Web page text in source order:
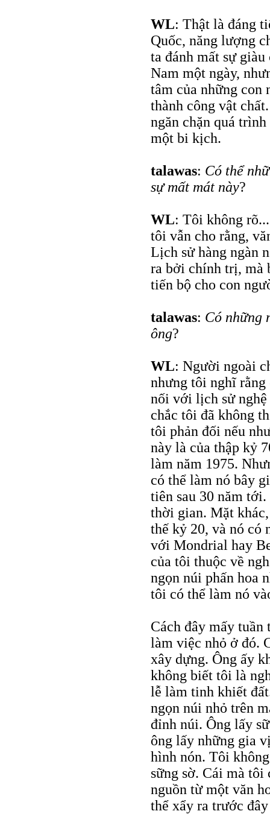
WL: Thật là đáng
Quốc, năng lượng
ta đánh mất sự
Nam một ngày,
tâm của những con
thành công vật
ngăn chặn quá
một bi kịch.
talawas: Có thể
sự mất mát này?
WL: Tôi không
tôi vẫn cho rằng,
Lịch sử hàng ngàn
ra bởi chính trị, mà
tiến bộ cho con
talawas: Có những
ông?
WL: Người ngoài
nhưng tôi nghĩ rằng
nối với lịch sử
chắc tôi đã không
tôi phản đối nếu
này là của thập kỷ
làm năm 1975.
có thể làm nó bây
tiên sau 30 năm
thời gian. Mặt
thế kỷ 20, và nó có
với Mondrial hay
của tôi thuộc về
ngọn núi phấn hoa
tôi có thể làm nó
Cách đây mấy
làm việc nhỏ ở đó.
xây dựng. Ông ấy
không biết tôi là
lễ làm tinh khiết
ngọn núi nhỏ trên
đỉnh núi. Ông lấy
ông lấy những gia
hình nón. Tôi
sững sờ. Cái mà
nguồn từ một văn
thể xẩy ra trước